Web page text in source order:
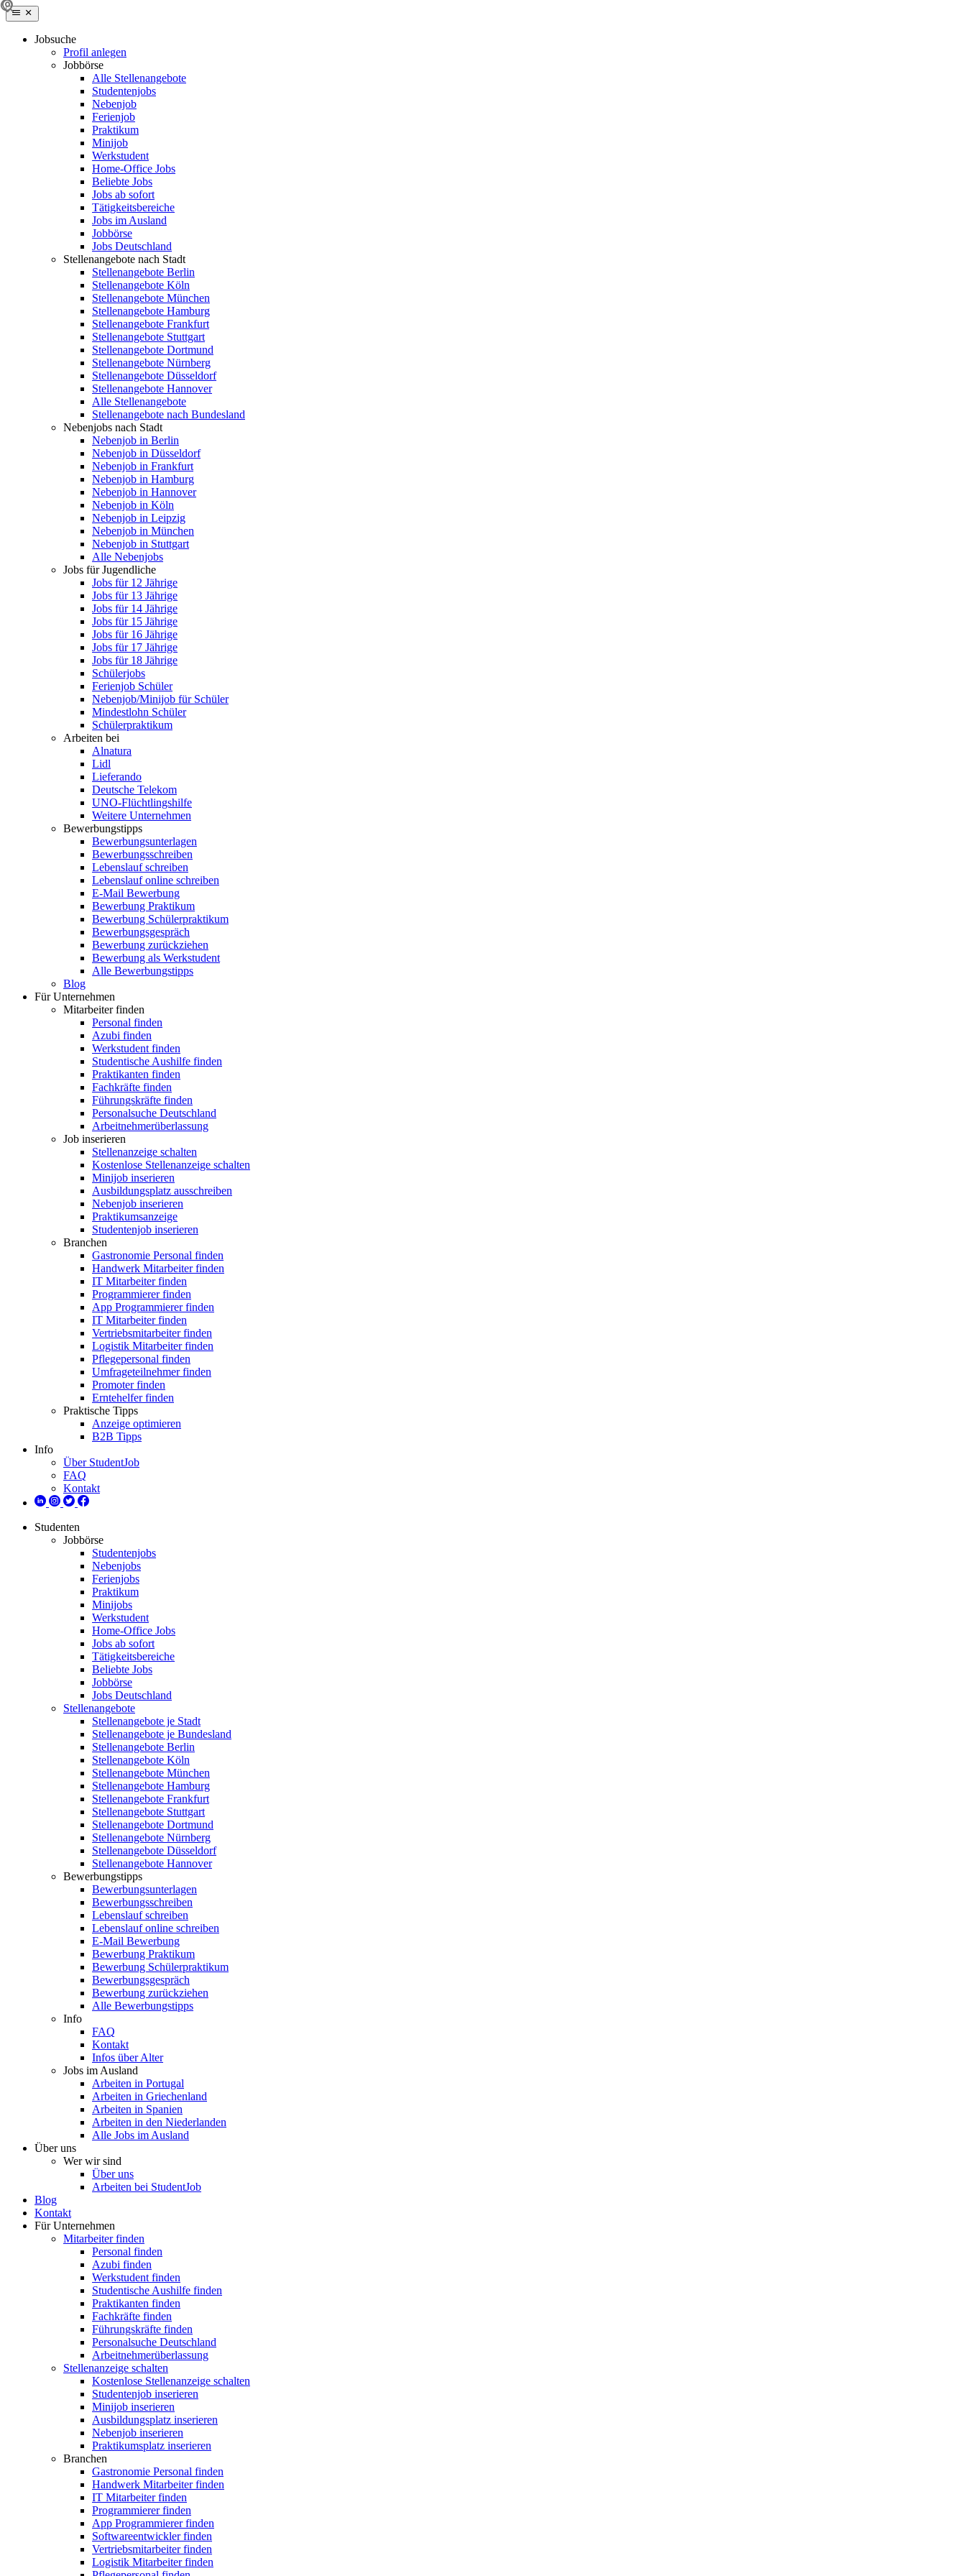
Jobsuche
Profil anlegen
Jobbörse
Alle Stellenangebote
Studentenjobs
Nebenjob
Ferienjob
Praktikum
Minijob
Werkstudent
Home-Office Jobs
Beliebte Jobs
Jobs ab sofort
Tätigkeitsbereiche
Jobs im Ausland
Jobbörse
Jobs Deutschland
Stellenangebote nach Stadt
Stellenangebote Berlin
Stellenangebote Köln
Stellenangebote München
Stellenangebote Hamburg
Stellenangebote Frankfurt
Stellenangebote Stuttgart
Stellenangebote Dortmund
Stellenangebote Nürnberg
Stellenangebote Düsseldorf
Stellenangebote Hannover
Alle Stellenangebote
Stellenangebote nach Bundesland
Nebenjobs nach Stadt
Nebenjob in Berlin
Nebenjob in Düsseldorf
Nebenjob in Frankfurt
Nebenjob in Hamburg
Nebenjob in Hannover
Nebenjob in Köln
Nebenjob in Leipzig
Nebenjob in München
Nebenjob in Stuttgart
Alle Nebenjobs
Jobs für Jugendliche
Jobs für 12 Jährige
Jobs für 13 Jährige
Jobs für 14 Jährige
Jobs für 15 Jährige
Jobs für 16 Jährige
Jobs für 17 Jährige
Jobs für 18 Jährige
Schülerjobs
Ferienjob Schüler
Nebenjob/Minijob für Schüler
Mindestlohn Schüler
Schülerpraktikum
Arbeiten bei
Alnatura
Lidl
Lieferando
Deutsche Telekom
UNO-Flüchtlingshilfe
Weitere Unternehmen
Bewerbungstipps
Bewerbungsunterlagen
Bewerbungsschreiben
Lebenslauf schreiben
Lebenslauf online schreiben
E-Mail Bewerbung
Bewerbung Praktikum
Bewerbung Schülerpraktikum
Bewerbungsgespräch
Bewerbung zurückziehen
Bewerbung als Werkstudent
Alle Bewerbungstipps
Blog
Für Unternehmen
Mitarbeiter finden
Personal finden
Azubi finden
Werkstudent finden
Studentische Aushilfe finden
Praktikanten finden
Fachkräfte finden
Führungskräfte finden
Personalsuche Deutschland
Arbeitnehmerüberlassung
Job inserieren
Stellenanzeige schalten
Kostenlose Stellenanzeige schalten
Minijob inserieren
Ausbildungsplatz ausschreiben
Nebenjob inserieren
Praktikumsanzeige
Studentenjob inserieren
Branchen
Gastronomie Personal finden
Handwerk Mitarbeiter finden
IT Mitarbeiter finden
Programmierer finden
App Programmierer finden
IT Mitarbeiter finden
Vertriebsmitarbeiter finden
Logistik Mitarbeiter finden
Pflegepersonal finden
Umfrageteilnehmer finden
Promoter finden
Erntehelfer finden
Praktische Tipps
Anzeige optimieren
B2B Tipps
Info
Über StudentJob
FAQ
Kontakt
Studenten
Jobbörse
Studentenjobs
Nebenjobs
Ferienjobs
Praktikum
Minijobs
Werkstudent
Home-Office Jobs
Jobs ab sofort
Tätigkeitsbereiche
Beliebte Jobs
Jobbörse
Jobs Deutschland
Stellenangebote
Stellenangebote je Stadt
Stellenangebote je Bundesland
Stellenangebote Berlin
Stellenangebote Köln
Stellenangebote München
Stellenangebote Hamburg
Stellenangebote Frankfurt
Stellenangebote Stuttgart
Stellenangebote Dortmund
Stellenangebote Nürnberg
Stellenangebote Düsseldorf
Stellenangebote Hannover
Bewerbungstipps
Bewerbungsunterlagen
Bewerbungsschreiben
Lebenslauf schreiben
Lebenslauf online schreiben
E-Mail Bewerbung
Bewerbung Praktikum
Bewerbung Schülerpraktikum
Bewerbungsgespräch
Bewerbung zurückziehen
Alle Bewerbungstipps
Info
FAQ
Kontakt
Infos über Alter
Jobs im Ausland
Arbeiten in Portugal
Arbeiten in Griechenland
Arbeiten in Spanien
Arbeiten in den Niederlanden
Alle Jobs im Ausland
Über uns
Wer wir sind
Über uns
Arbeiten bei StudentJob
Blog
Kontakt
Für Unternehmen
Mitarbeiter finden
Personal finden
Azubi finden
Werkstudent finden
Studentische Aushilfe finden
Praktikanten finden
Fachkräfte finden
Führungskräfte finden
Personalsuche Deutschland
Arbeitnehmerüberlassung
Stellenanzeige schalten
Kostenlose Stellenanzeige schalten
Studentenjob inserieren
Minijob inserieren
Ausbildungsplatz inserieren
Nebenjob inserieren
Praktikumsplatz inserieren
Branchen
Gastronomie Personal finden
Handwerk Mitarbeiter finden
IT Mitarbeiter finden
Programmierer finden
App Programmierer finden
Softwareentwickler finden
Vertriebsmitarbeiter finden
Logistik Mitarbeiter finden